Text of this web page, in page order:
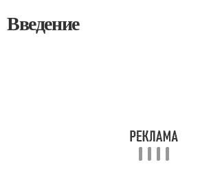
Введение